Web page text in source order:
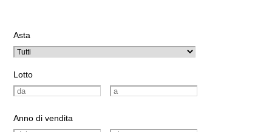
Asta
Lotto
Anno di vendita